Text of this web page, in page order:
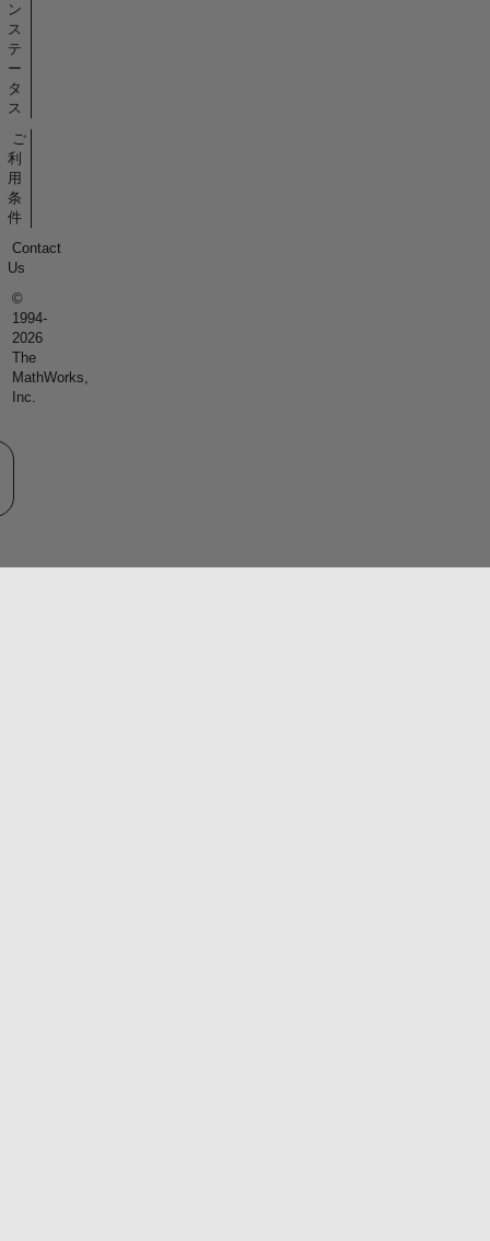
ン
ス
テ
ー
タ
ス
ご
利
用
条
件
Contact
Us
©
1994-
2026
The
MathWorks,
Inc.
サイトの選択